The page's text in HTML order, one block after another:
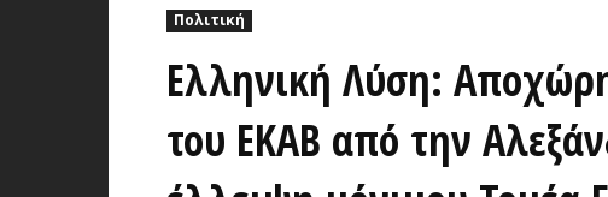
Πολιτική
Ελληνική Λύση:
του ΕΚΑΒ από την